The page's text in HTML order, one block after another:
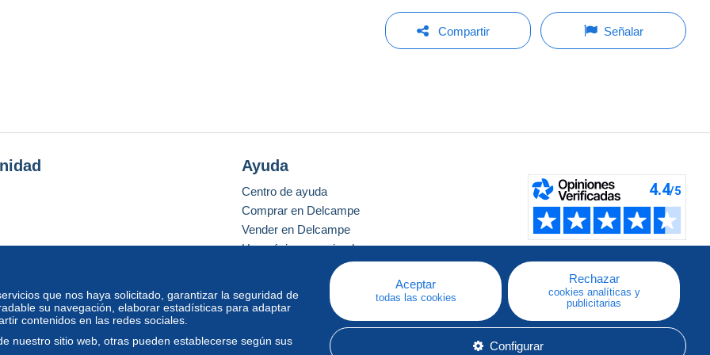
Compartir Señalar
que nos haya solicitado, garantizar la seguridad de
su navegación, elaborar estadísticas para adaptar
contenidos en las redes sociales.
nuestro sitio web, otras pueden establecerse según sus
Aceptar
todas las cookies
Rechazar
cookies analíticas y
publicitarias
Configurar
Ayuda
Centro de ayuda
Comprar en Delcampe
Vender en Delcampe
Una página securizada
estándar